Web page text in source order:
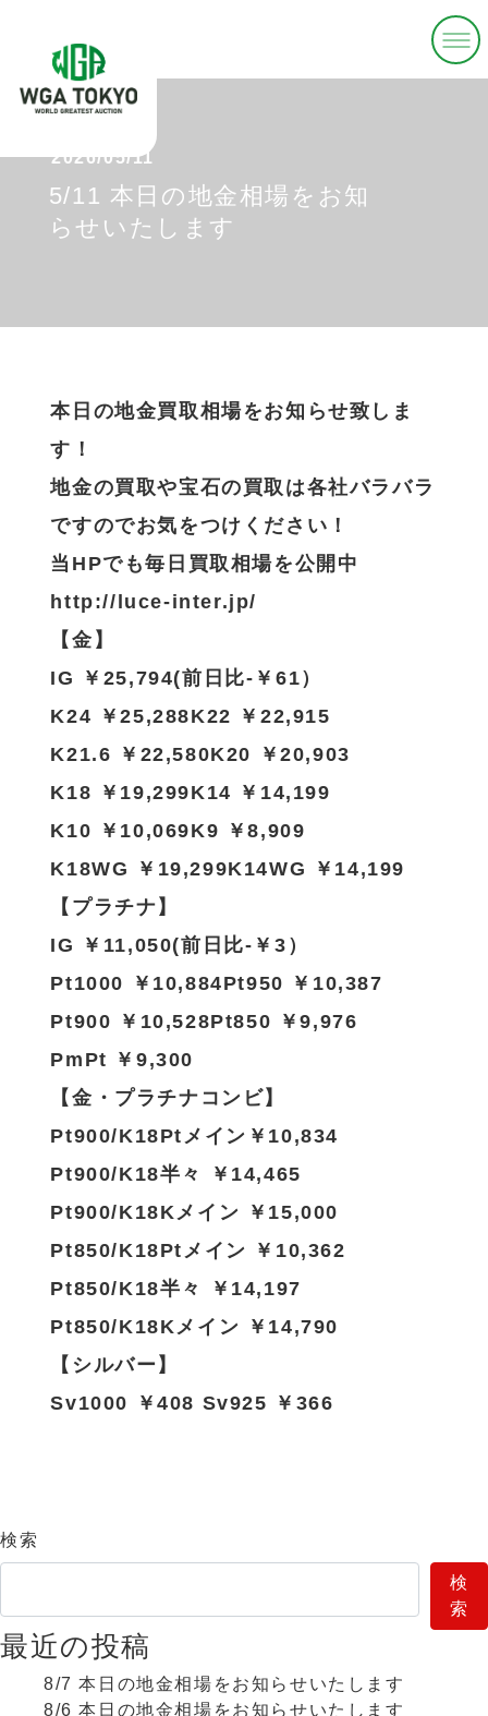
2026/05/11
5/11 本日の地金相場をお知
らせいたします
本日の地金買取相場をお知らせ致しま
す！
地金の買取や宝石の買取は各社バラバラ
ですのでお気をつけください！
当HPでも毎日買取相場を公開中
http://luce-inter.jp/
【金】
IG ￥25,794(前日比-￥61）
K24 ￥25,288K22 ￥22,915
K21.6 ￥22,580K20 ￥20,903
K18 ￥19,299K14 ￥14,199
K10 ￥10,069K9 ￥8,909
K18WG ￥19,299K14WG ￥14,199
【プラチナ】
IG ￥11,050(前日比-￥3）
Pt1000 ￥10,884Pt950 ￥10,387
Pt900 ￥10,528Pt850 ￥9,976
PmPt ￥9,300
【金・プラチナコンビ】
Pt900/K18Ptメイン￥10,834
Pt900/K18半々 ￥14,465
Pt900/K18Kメイン ￥15,000
Pt850/K18Ptメイン ￥10,362
Pt850/K18半々 ￥14,197
Pt850/K18Kメイン ￥14,790
【シルバー】
Sv1000 ￥408 Sv925 ￥366
検索
検
索
最近の投稿
8/7 本日の地金相場をお知らせいたします
8/6 本日の地金相場をお知らせいたします